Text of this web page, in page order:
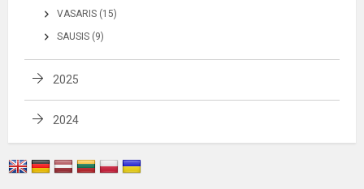
VASARIS (15)
SAUSIS (9)
2025
2024